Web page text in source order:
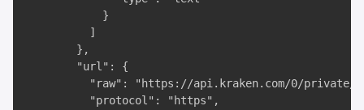
            }
          ]
        },
        "url": {
"raw": "https://api.kraken.com/0/private/
          "protocol": "https",